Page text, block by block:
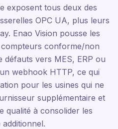
exposent tous deux des
OPC UA, plus leurs
Enao Vision pousse les
conforme/non
défauts vers MES, ERP ou
webhook HTTP, ce qui
pour les usines qui ne
supplémentaire et
qualité à consolider les